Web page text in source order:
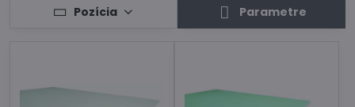
Pozícia Parametre